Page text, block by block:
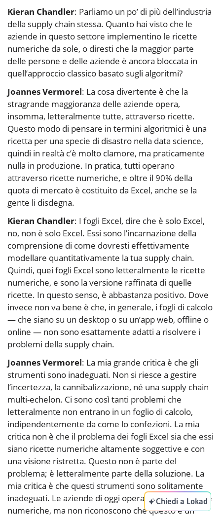
Kieran Chandler: Parliamo un po’ di più dell’industria
della supply chain stessa. Quanto hai visto che le
aziende in questo settore implementino le ricette
numeriche da sole, o diresti che la maggior parte
delle persone e delle aziende è ancora bloccata in
quell’approccio classico basato sugli algoritmi?
Joannes Vermorel: La cosa divertente è che la
stragrande maggioranza delle aziende opera,
insomma, letteralmente tutte, attraverso ricette.
Questo modo di pensare in termini algoritmici è una
ricetta per una specie di disastro nella data science,
quindi in realtà c’è molto clamore, ma praticamente
nulla in produzione. In pratica, tutti operano
attraverso ricette numeriche, e oltre il 90% della
quota di mercato è costituito da Excel, anche se la
gente li disdegna.
Kieran Chandler: I fogli Excel, dire che è solo Excel,
no, non è solo Excel. Essi sono l’incarnazione della
comprensione di come dovresti effettivamente
modellare quantitativamente la tua supply chain.
Quindi, quei fogli Excel sono letteralmente le ricette
numeriche, e sono la versione raffinata di quelle
ricette. In questo senso, è abbastanza positivo. Dove
invece non va bene è che, in generale, i fogli di calcolo
— che siano su un desktop o su un’app web, offline o
online — non sono esattamente adatti a risolvere i
problemi della supply chain.
Joannes Vermorel: La mia grande critica è che gli
strumenti sono inadeguati. Non si riesce a gestire
l’incertezza, la cannibalizzazione, né una supply chain
multi-echelon. Ci sono così tanti problemi che
letteralmente non entrano in un foglio di calcolo,
indipendentemente da come lo confezioni. La mia
critica non è che il problema dei fogli Excel sia che essi
siano ricette numeriche altamente soggettive e con
una visione ristretta. Questo non è parte del
problema; è letteralmente parte della soluzione. La
mia critica è che questi strumenti sono solitamente
inadeguati. Le aziende di oggi operano tramite ricette
numeriche, ma non riconoscono che questo è un
Chiedi a Lokad